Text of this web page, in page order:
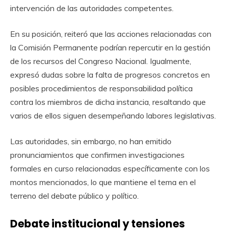
intervención de las autoridades competentes.
En su posición, reiteró que las acciones relacionadas con
la Comisión Permanente podrían repercutir en la gestión
de los recursos del Congreso Nacional. Igualmente,
expresó dudas sobre la falta de progresos concretos en
posibles procedimientos de responsabilidad política
contra los miembros de dicha instancia, resaltando que
varios de ellos siguen desempeñando labores legislativas.
Las autoridades, sin embargo, no han emitido
pronunciamientos que confirmen investigaciones
formales en curso relacionadas específicamente con los
montos mencionados, lo que mantiene el tema en el
terreno del debate público y político.
Debate institucional y tensiones